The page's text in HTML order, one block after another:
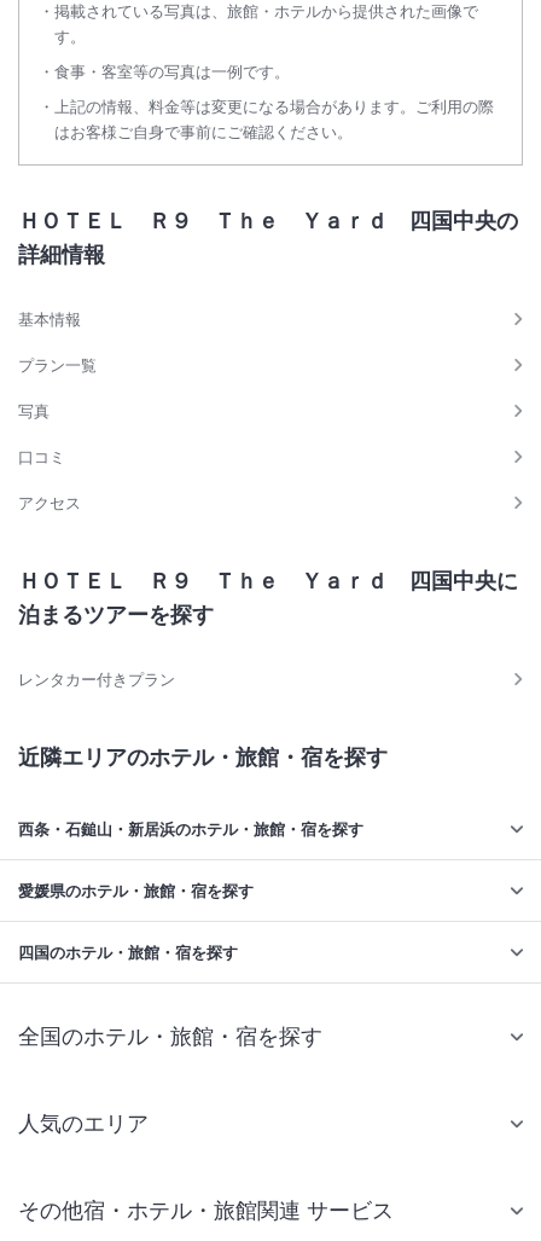
掲載されている写真は、旅館・ホテルから提供された画像で
す。
食事・客室等の写真は一例です。
上記の情報、料金等は変更になる場合があります。ご利用の際
はお客様ご自身で事前にご確認ください。
ＨＯＴＥＬ Ｒ９ Ｔｈｅ Ｙａｒｄ 四国中央の
詳細情報
基本情報
プラン一覧
写真
口コミ
アクセス
ＨＯＴＥＬ Ｒ９ Ｔｈｅ Ｙａｒｄ 四国中央に
泊まるツアーを探す
レンタカー付きプラン
近隣エリアのホテル・旅館・宿を探す
西条・石鎚山・新居浜のホテル・旅館・宿を探す
愛媛県のホテル・旅館・宿を探す
四国のホテル・旅館・宿を探す
全国のホテル・旅館・宿を探す
人気のエリア
仙台 ホテル
その他宿・ホテル・旅館関連 サービス